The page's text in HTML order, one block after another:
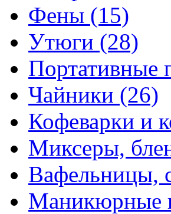
Фены (15)
Утюги (28)
Портативные
Чайники (26)
Кофеварки и
Миксеры,
Вафельницы,
Маникюрные